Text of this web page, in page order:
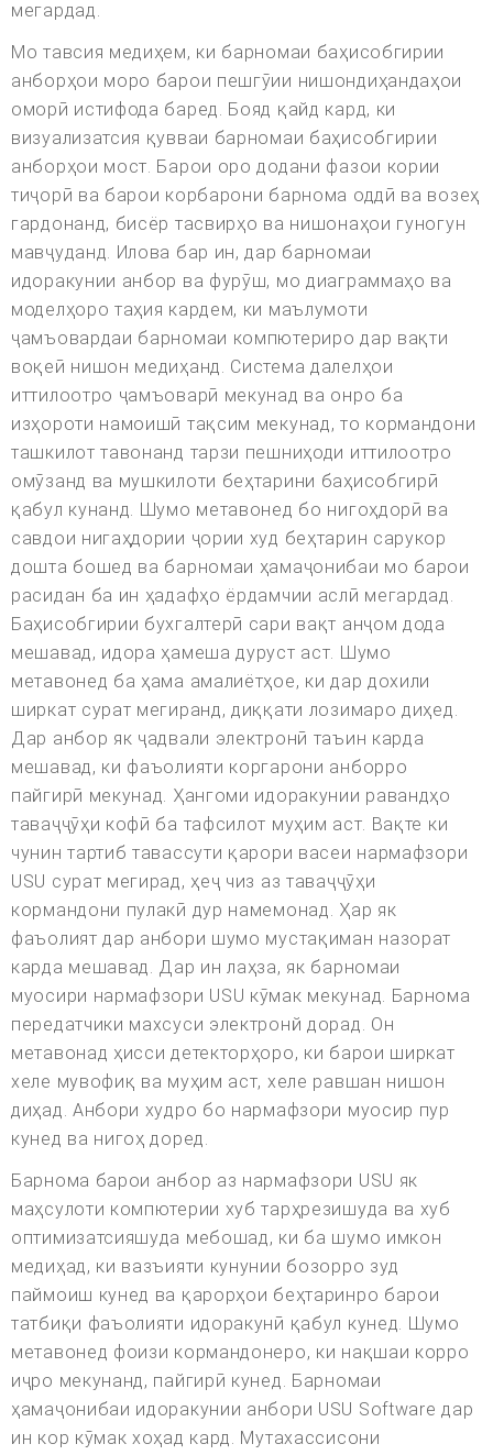
мегардад.
Мо тавсия медиҳем, ки барномаи баҳисобгирии
анборҳои моро барои пешгӯии нишондиҳандаҳои
оморӣ истифода баред. Бояд қайд кард, ки
визуализатсия қувваи барномаи баҳисобгирии
анборҳои мост. Барои оро додани фазои кории
тиҷорӣ ва барои корбарони барнома оддӣ ва возеҳ
гардонанд, бисёр тасвирҳо ва нишонаҳои гуногун
мавҷуданд. Илова бар ин, дар барномаи
идоракунии анбор ва фурӯш, мо диаграммаҳо ва
моделҳоро таҳия кардем, ки маълумоти
ҷамъовардаи барномаи компютериро дар вақти
воқеӣ нишон медиҳанд. Система далелҳои
иттилоотро ҷамъоварӣ мекунад ва онро ба
изҳороти намоишӣ тақсим мекунад, то кормандони
ташкилот тавонанд тарзи пешниҳоди иттилоотро
омӯзанд ва мушкилоти беҳтарини баҳисобгирӣ
қабул кунанд. Шумо метавонед бо нигоҳдорӣ ва
савдои нигаҳдории ҷории худ беҳтарин сарукор
дошта бошед ва барномаи ҳамаҷонибаи мо барои
расидан ба ин ҳадафҳо ёрдамчии аслӣ мегардад.
Баҳисобгирии бухгалтерӣ сари вақт анҷом дода
мешавад, идора ҳамеша дуруст аст. Шумо
метавонед ба ҳама амалиётҳое, ки дар дохили
ширкат сурат мегиранд, диққати лозимаро диҳед.
Дар анбор як ҷадвали электронӣ таъин карда
мешавад, ки фаъолияти коргарони анборро
пайгирӣ мекунад. Ҳангоми идоракунии равандҳо
таваҷҷӯҳи кофӣ ба тафсилот муҳим аст. Вақте ки
чунин тартиб тавассути қарори васеи нармафзори
USU сурат мегирад, ҳеҷ чиз аз таваҷҷӯҳи
кормандони пулакӣ дур намемонад. Ҳар як
фаъолият дар анбори шумо мустақиман назорат
карда мешавад. Дар ин лаҳза, як барномаи
муосири нармафзори USU кӯмак мекунад. Барнома
передатчики махсуси электронй дорад. Он
метавонад ҳисси детекторҳоро, ки барои ширкат
хеле мувофиқ ва муҳим аст, хеле равшан нишон
диҳад. Анбори худро бо нармафзори муосир пур
кунед ва нигоҳ доред.
Барнома барои анбор аз нармафзори USU як
маҳсулоти компютерии хуб тарҳрезишуда ва хуб
оптимизатсияшуда мебошад, ки ба шумо имкон
медиҳад, ки вазъияти кунунии бозорро зуд
паймоиш кунед ва қарорҳои беҳтаринро барои
татбиқи фаъолияти идоракунӣ қабул кунед. Шумо
метавонед фоизи кормандонеро, ки нақшаи корро
иҷро мекунанд, пайгирӣ кунед. Барномаи
ҳамаҷонибаи идоракунии анбори USU Software дар
ин кор кӯмак хоҳад кард. Мутахассисони